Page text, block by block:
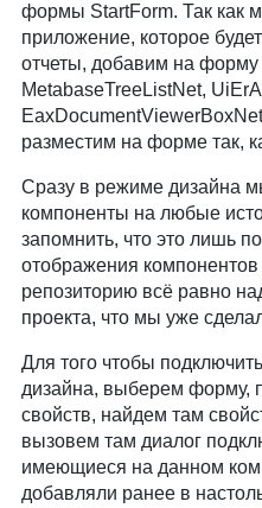
формы StartForm. Так как
приложение, которое
отчеты, добавим на
MetabaseTreeListNet,
разместим на форме так,
Сразу в режиме дизайна
компоненты на любые
запомнить, что это лишь
отображения
репозиторию всё равно
проекта, что мы уже
Для того чтобы
дизайна, выберем форму,
свойств, найдем там
вызовем там диалог
имеющиеся на данном
добавляли ранее в